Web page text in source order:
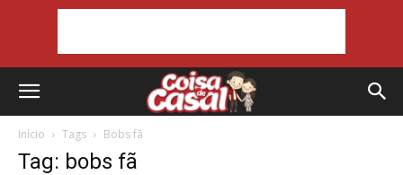
Início Tags Bobs fã
Tag: bobs fã